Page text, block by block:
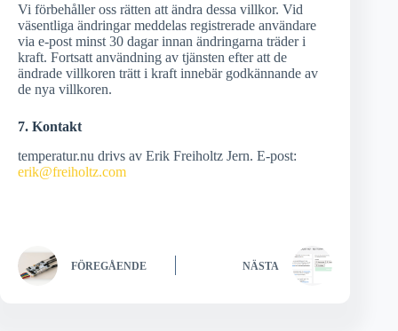
Vi förbehåller oss rätten att ändra dessa villkor. Vid
väsentliga ändringar meddelas registrerade användare
via e-post minst 30 dagar innan ändringarna träder i
kraft. Fortsatt användning av tjänsten efter att de
ändrade villkoren trätt i kraft innebär godkännande av
de nya villkoren.
7. Kontakt
temperatur.nu drivs av Erik Freiholtz Jern. E-post:
erik@freiholtz.com
FÖREGÅENDE NÄSTA